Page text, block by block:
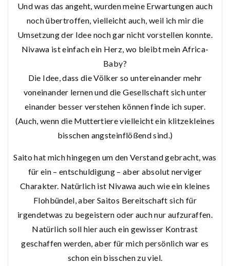
Und was das angeht, wurden meine Erwartungen auch
noch übertroffen, vielleicht auch, weil ich mir die
Umsetzung der Idee noch gar nicht vorstellen konnte.
Nivawa ist einfach ein Herz, wo bleibt mein Africa-
Baby?
Die Idee, dass die Völker so untereinander mehr
voneinander lernen und die Gesellschaft sich unter
einander besser verstehen können finde ich super.
(Auch, wenn die Muttertiere vielleicht ein klitzekleines
bisschen angsteinflößend sind.)
Saito hat mich hingegen um den Verstand gebracht, was
für ein – entschuldigung – aber absolut nerviger
Charakter. Natürlich ist Nivawa auch wie ein kleines
Flohbündel, aber Saitos Bereitschaft sich für
irgendetwas zu begeistern oder auch nur aufzuraffen.
Natürlich soll hier auch ein gewisser Kontrast
geschaffen werden, aber für mich persönlich war es
schon ein bisschen zu viel.